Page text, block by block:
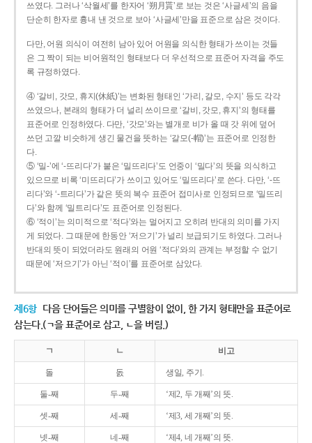
쓰였다. 그러나 ‘삭월세’를 한자어 ‘朔月貰’로 보는 것은 ‘사글세’의 음을
단순히 한자로 흉내 낸 것으로 보아 ‘사글세’만을 표준으로 삼은 것이다.
다만, 어원 의식이 여전히 남아 있어 어원을 의식한 형태가 쓰이는 것들
은 그 짝이 되는 비어원적인 형태보다 더 우선적으로 표준어 자격을 주도
록 규정하였다.
④ ‘갈비, 갓모, 휴지(休紙)’는 변화된 형태인 ‘가리, 갈모, 수지’ 등도 각각
쓰였으나, 본래의 형태가 더 널리 쓰이므로 ‘갈비, 갓모, 휴지’의 형태를
표준어로 인정하였다. 다만, ‘갓모’와는 별개로 비가 올 때 갓 위에 덮어
쓰던 고깔 비슷하게 생긴 물건을 뜻하는 ‘갈모(-帽)’는 표준어로 인정한
다.
⑤ ‘밀-’에 ‘-뜨리다’가 붙은 ‘밀뜨리다’도 언중이 ‘밀다’의 뜻을 의식하고
있으므로 비록 ‘미뜨리다’가 쓰이고 있어도 ‘밀뜨리다’로 쓴다. 다만, ‘-뜨
리다’와 ‘-트리다’가 같은 뜻의 복수 표준어 접미사로 인정되므로 ‘밀뜨리
다’와 함께 ‘밀트리다’도 표준어로 인정된다.
⑥ ‘적이’는 의미적으로 ‘적다’와는 멀어지고 오히려 반대의 의미를 가지
게 되었다. 그 때문에 한동안 ‘저으기’가 널리 보급되기도 하였다. 그러나
반대의 뜻이 되었더라도 원래의 어원 ‘적다’와의 관계는 부정할 수 없기
때문에 ‘저으기’가 아닌 ‘적이’를 표준어로 삼았다.
제6항 다음 단어들은 의미를 구별함이 없이, 한 가지 형태만을 표준어로
삼는다.(ㄱ을 표준어로 삼고, ㄴ을 버림.)
ㄱ ㄴ 비고
돌 돐 생일, 주기.
둘-째 두-째 ‘제2, 두 개째’의 뜻.
셋-째 세-째 ‘제3, 세 개째’의 뜻.
넷-째 네-째 ‘제4, 네 개째’의 뜻.